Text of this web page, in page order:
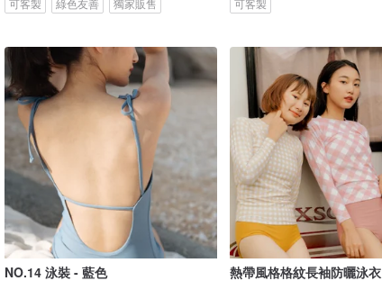
NO.14 泳裝 - 藍色 熱帶風格格紋長袖防曬泳衣